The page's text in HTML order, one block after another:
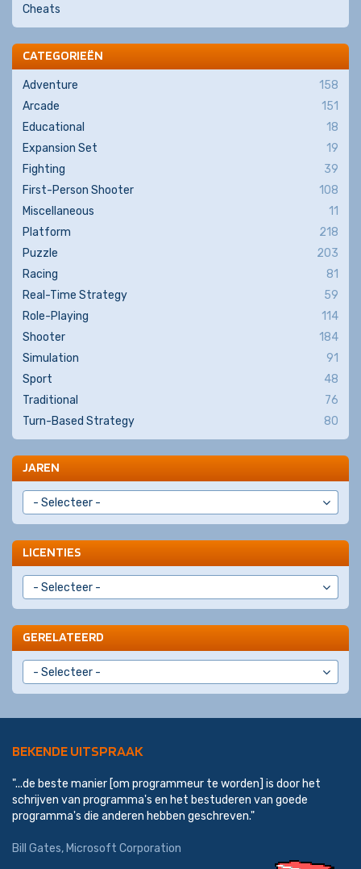
Cheats
CATEGORIEËN
Adventure
158
Arcade
151
Educational
18
Expansion Set
19
Fighting
39
First-Person Shooter
108
Miscellaneous
11
Platform
218
Puzzle
203
Racing
81
Real-Time Strategy
59
Role-Playing
114
Shooter
184
Simulation
91
Sport
48
Traditional
76
Turn-Based Strategy
80
JAREN
LICENTIES
GERELATEERD
BEKENDE UITSPRAAK
"...de beste manier [om programmeur te worden] is door het
schrijven van programma's en het bestuderen van goede
programma's die anderen hebben geschreven."
Bill Gates, Microsoft Corporation